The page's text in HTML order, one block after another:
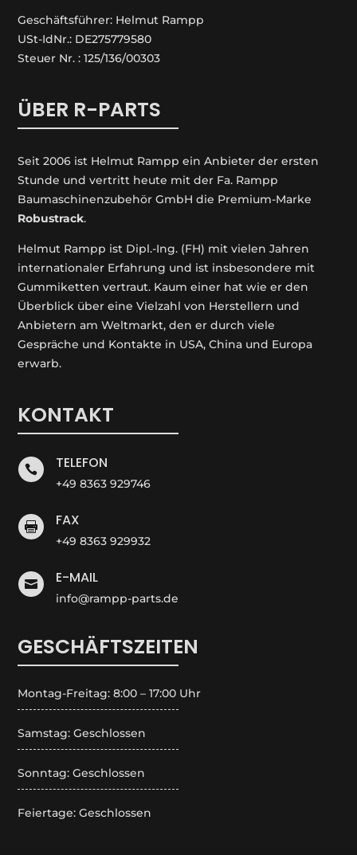
Geschäftsführer: Helmut Rampp
USt-IdNr.: DE275779580
Steuer Nr. : 125/136/00303
ÜBER R-PARTS
Seit 2006 ist Helmut Rampp ein An­bieter der ersten
Stunde und vertritt heute mit der Fa. Rampp
Baumaschinenzubehör GmbH die Premium-Marke
Robustrack.
Helmut Rampp ist Dipl.-Ing. (FH) mit vielen Jahren
internationaler Erfahrung und ist insbesondere mit
Gummiketten vertraut. Kaum einer hat wie er den
Überblick über eine Vielzahl von Herstellern und
Anbietern am Weltmarkt, den er durch viele
Gespräche und Kontakte in USA, China und Europa
erwarb.
KONTAKT
 TELEFON
+49 8363 929746
 FAX
+49 8363 929932
 E-MAIL
info@rampp-parts.de
GESCHÄFTSZEITEN
Montag-Freitag: 8:00 – 17:00 Uhr
Samstag: Geschlossen
Sonntag: Geschlossen
Feiertage: Geschlossen